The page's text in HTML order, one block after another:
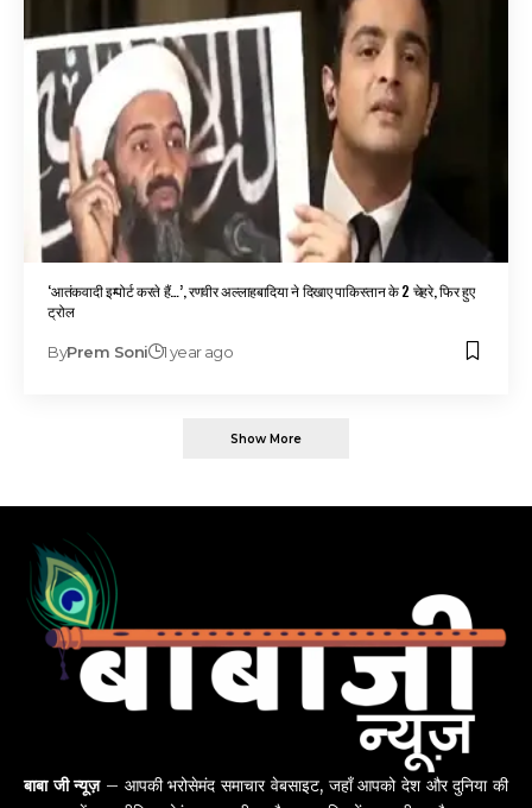
‘आतंकवादी इम्पोर्ट करते हैं…’, रणवीर अल्लाहबादिया ने दिखाए पाकिस्तान के 2 चेहरे, फिर हुए
ट्रोल
ByPrem Soni 1 year ago
Show More
बाबा जी न्यूज़– आपकी भरोसेमंद समाचार वेबसाइट, जहाँ आपको देश और दुनिया की